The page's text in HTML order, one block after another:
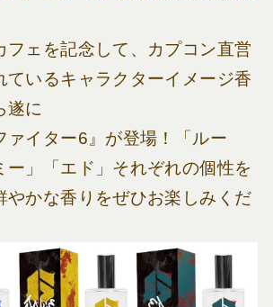
フェを記念して、カプコン直営
ているキャラクターイメージ香
遂に
ァイター6』が登場！「ルー
ー」「エド」それぞれの個性を
やかな香りをぜひお楽しみくだ